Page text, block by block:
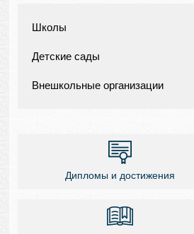
Школы
Детские сады
Внешкольные организации
Дипломы и достижения